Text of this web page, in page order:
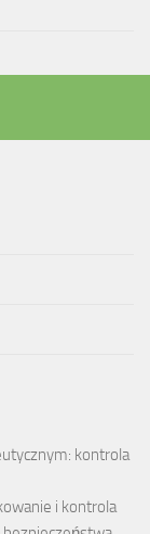
kontrola
i kontrola